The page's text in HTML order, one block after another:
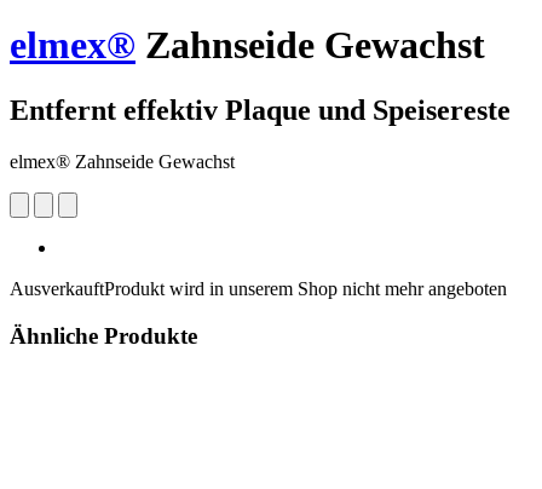
elmex® Zahnseide Gewachst
Entfernt effektiv Plaque und Speisereste
elmex® Zahnseide Gewachst
AusverkauftProdukt wird in unserem Shop nicht mehr angeboten
Ähnliche Produkte